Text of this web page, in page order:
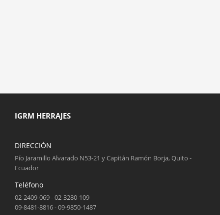
IGRM HERRAJES
DIRECCIÓN
Pío Jaramillo Alvarado N53-21 y Capitán Ramón Borja, Quito -
Ecuador
Teléfono
02-2409-069 - 02-3280-109
09-8481-8816 - 09-9850-1487